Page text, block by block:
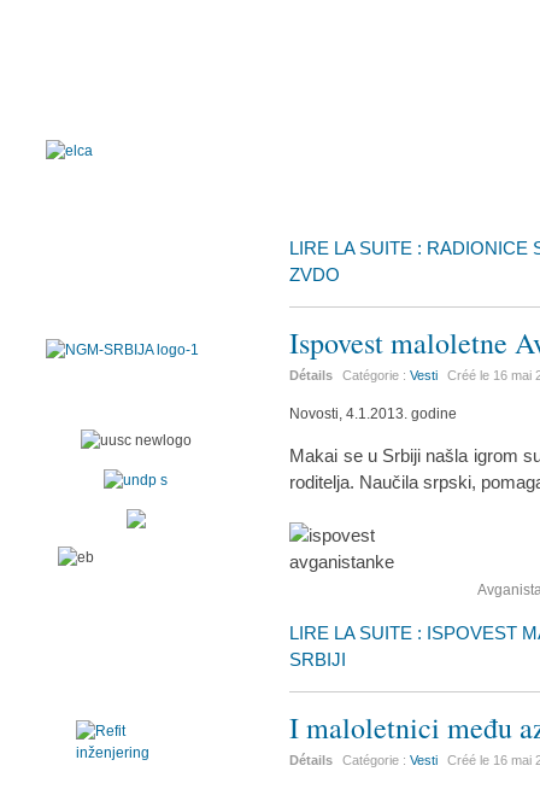
LIRE LA SUITE : RADIONICE
ZVDO
Ispovest maloletne
Détails Catégorie :Vesti Créé le 16 mai
Novosti, 4.1.2013. godine
Makai se u Srbiji našla igrom
roditelja. Naučila srpski,
LIRE LA SUITE : ISPOVEST
SRBIJI
I maloletnici među
Détails Catégorie :Vesti Créé le 16 mai